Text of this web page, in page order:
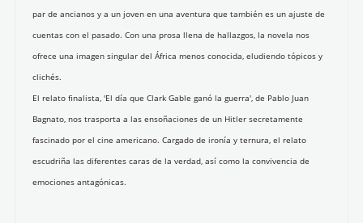
par de ancianos y a un joven en una aventura que también es un ajuste de
cuentas con el pasado. Con una prosa llena de hallazgos, la novela nos
ofrece una imagen singular del África menos conocida, eludiendo tópicos y
clichés.
El relato finalista, 'El día que Clark Gable ganó la guerra', de Pablo Juan
Bagnato, nos trasporta a las ensoñaciones de un Hitler secretamente
fascinado por el cine americano. Cargado de ironía y ternura, el relato
escudriña las diferentes caras de la verdad, así como la convivencia de
emociones antagónicas.